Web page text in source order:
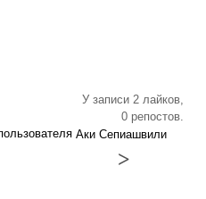
У записи 2 лайков,
0 репостов.
Аки Сепиашвили
>